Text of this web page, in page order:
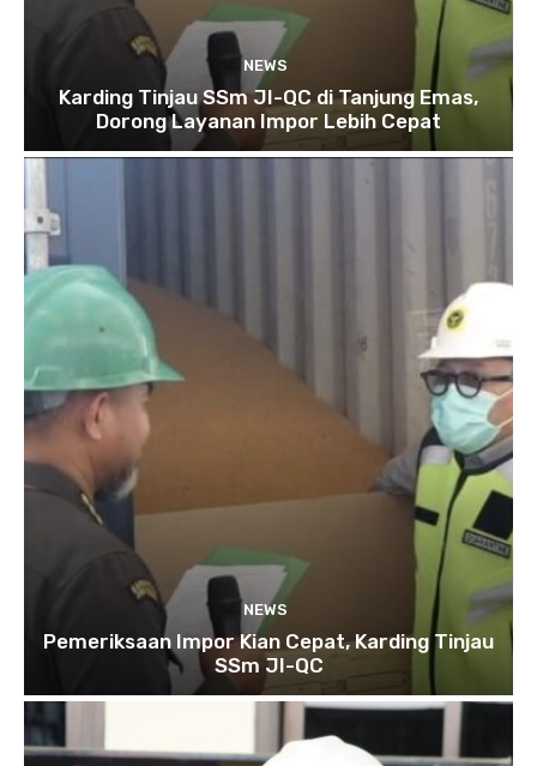
NEWS
Karding Tinjau SSm JI-QC di Tanjung Emas,
Dorong Layanan Impor Lebih Cepat
NEWS
Pemeriksaan Impor Kian Cepat, Karding Tinjau
SSm JI-QC